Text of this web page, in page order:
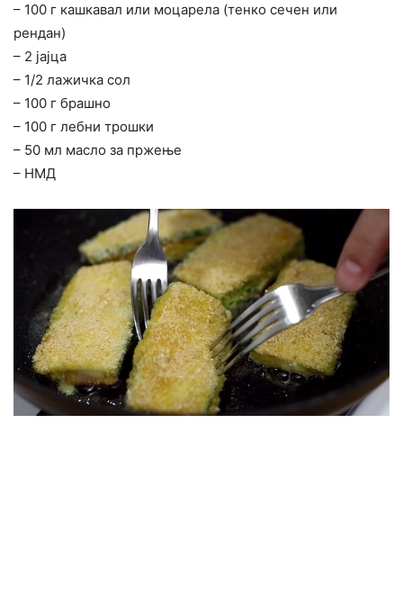
– 100 г кашкавал или моцарела (тенко сечен или
рендан)
– 2 јајца
– 1/2 лажичка сол
– 100 г брашно
– 100 г лебни трошки
– 50 мл масло за пржење
– НМД